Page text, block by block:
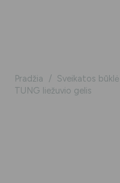
Pradžia / Sveikatos būklė
TUNG liežuvio gelis